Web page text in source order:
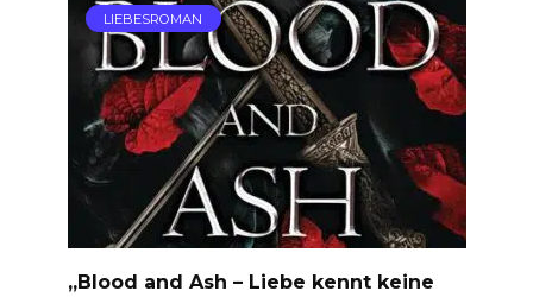
LIEBESROMAN
„Blood and Ash – Liebe kennt keine